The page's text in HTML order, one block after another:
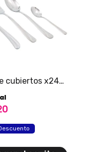
cubiertos x24